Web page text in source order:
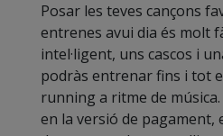
Posar les teves cançons
entrenes avui dia és molt
intel·ligent, uns cascos i
podràs entrenar fins i tot
running a ritme de
en la versió de